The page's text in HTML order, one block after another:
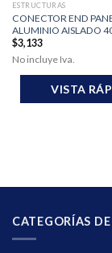
ESTRUCTURAS
CONECTOR END
ALUMINIO AISLADO
$3,133
No incluye Iva.
VISTA
CATEGORÍAS